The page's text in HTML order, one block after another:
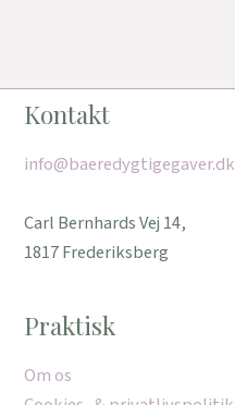
Kontakt
info@baeredygtigegaver.dk
Carl Bernhards Vej 14,
1817 Frederiksberg
Praktisk
Om os